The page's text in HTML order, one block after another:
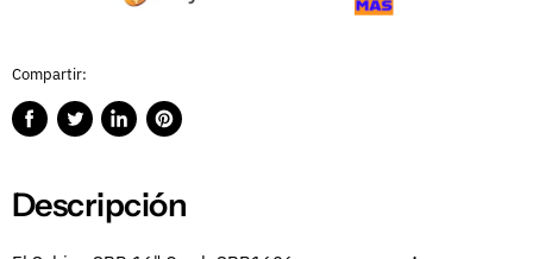
Compartir:
CompartirPublicarCompartirGuardar
Descripción